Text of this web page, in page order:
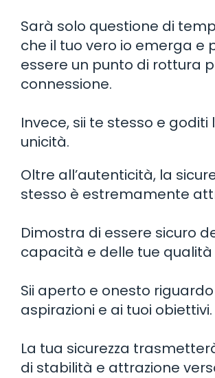
Sarà solo questione di
che il tuo vero io emerga e
essere un punto di rottura
connessione.
Invece, sii te stesso e goditi
unicità.
Oltre all’autenticità, la
stesso è estremamente
Dimostra di essere sicuro
capacità e delle tue qualità
Sii aperto e onesto
aspirazioni e ai tuoi obiettivi.
La tua sicurezza
di stabilità e attrazione